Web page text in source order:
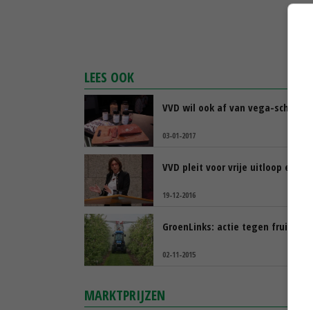
LEES OOK
VVD wil ook af van vega-schnitzels
03-01-2017
VVD pleit voor vrije uitloop eieren
19-12-2016
GroenLinks: actie tegen fruitteelt
02-11-2015
MARKTPRIJZEN